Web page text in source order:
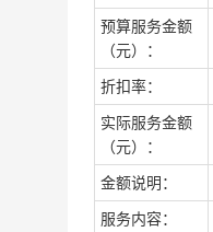
预算服务金额
（元）：
折扣率：
实际服务金额
（元）：
金额说明：
服务内容：